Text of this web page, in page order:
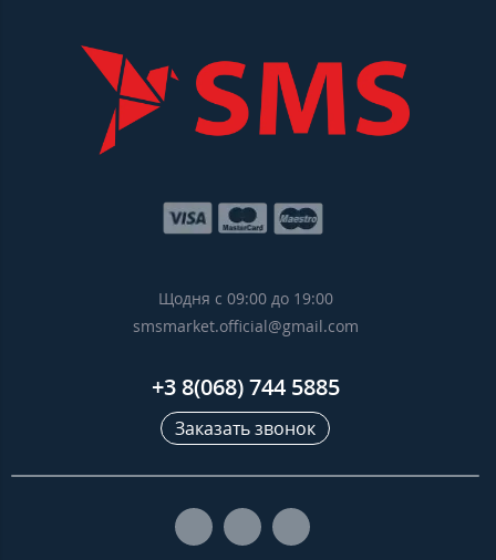
Щодня с 09:00 до 19:00
smsmarket.official@gmail.com
+3 8(068) 744 5885
Заказать звонок